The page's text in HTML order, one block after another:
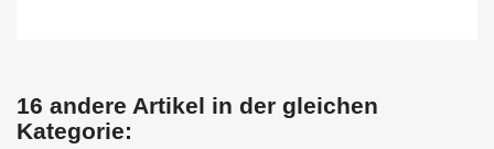
16 andere Artikel in der gleichen
Kategorie: